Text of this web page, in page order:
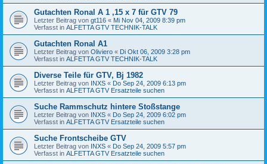
Gutachten Ronal A 1 ,15 x 7 für GTV 79
Letzter Beitrag von gt116 « Mi Nov 04, 2009 8:39 pm
Verfasst in ALFETTA GTV TECHNIK-TALK
Gutachten Ronal A1
Letzter Beitrag von Oliviero « Di Okt 06, 2009 3:28 pm
Verfasst in ALFETTA GTV TECHNIK-TALK
Diverse Teile für GTV, Bj 1982
Letzter Beitrag von INXS « Do Sep 24, 2009 6:13 pm
Verfasst in ALFETTA GTV Ersatzteile suchen
Suche Rammschutz hintere Stoßstange
Letzter Beitrag von INXS « Do Sep 24, 2009 6:02 pm
Verfasst in ALFETTA GTV Ersatzteile suchen
Suche Frontscheibe GTV
Letzter Beitrag von INXS « Do Sep 24, 2009 5:57 pm
Verfasst in ALFETTA GTV Ersatzteile suchen